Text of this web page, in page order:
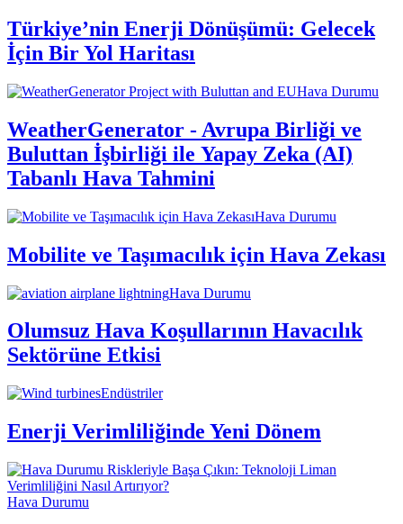
Türkiye’nin Enerji Dönüşümü: Gelecek
İçin Bir Yol Haritası
Hava Durumu
WeatherGenerator - Avrupa Birliği ve
Buluttan İşbirliği ile Yapay Zeka (AI)
Tabanlı Hava Tahmini
Hava Durumu
Mobilite ve Taşımacılık için Hava Zekası
Hava Durumu
Olumsuz Hava Koşullarının Havacılık
Sektörüne Etkisi
Endüstriler
Enerji Verimliliğinde Yeni Dönem
Hava Durumu